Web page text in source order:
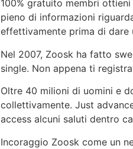
100% gratuito membri
pieno di informazioni
effettivamente prima di dare
Nel 2007, Zoosk ha fatto
single. Non appena ti
Oltre 40 milioni di uomini e
collettivamente. Just
access alcuni saluti dentro
Incoraggio Zoosk come un